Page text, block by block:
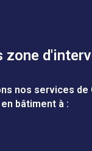
zone
nos services de
bâtiment à :